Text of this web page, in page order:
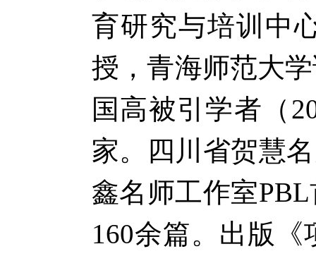
育研究与培训中
授，青海师范大
国高被引学者（
家。四川省贺慧
鑫名师工作室
160余篇。出版